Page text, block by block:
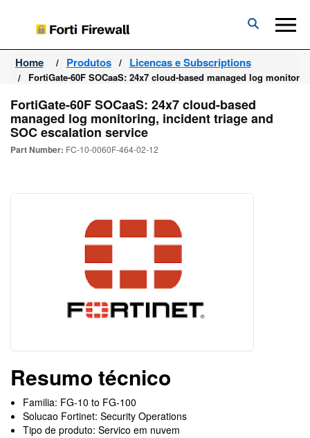
Forti
Firewall
Home Produtos Licencas e Subscriptions
FortiGate-60F SOCaaS: 24x7 cloud-based managed log
FortiGate-60F SOCaaS: 24x7 cloud-based
managed log monitoring, incident triage and
SOC escalation service
Part Number: FC-10-0060F-464-02-12
Resumo técnico
Familia: FG-10 to FG-100
Solucao Fortinet: Security Operations
Tipo de produto: Servico em nuvem